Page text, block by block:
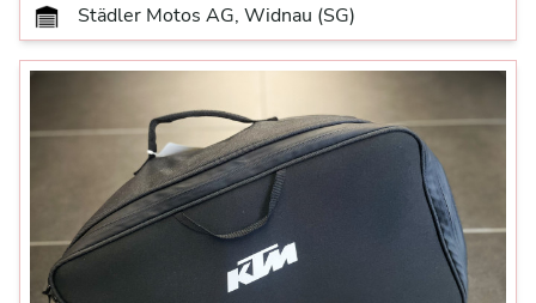
Städler Motos AG, Widnau (SG)